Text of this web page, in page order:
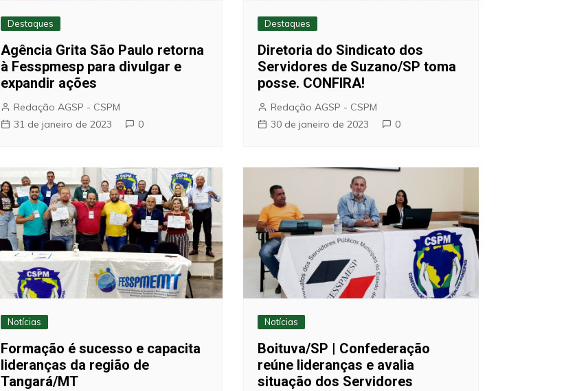
Destaques
Agência Grita São Paulo retorna
à Fesspmesp para divulgar e
expandir ações
Redação AGSP - CSPM
31 de janeiro de 2023
0
Destaques
Diretoria do Sindicato dos
Servidores de Suzano/SP toma
posse. CONFIRA!
Redação AGSP - CSPM
30 de janeiro de 2023
0
Notícias
Formação é sucesso e capacita
lideranças da região de
Tangará/MT
Notícias
Boituva/SP | Confederação
reúne lideranças e avalia
situação dos Servidores